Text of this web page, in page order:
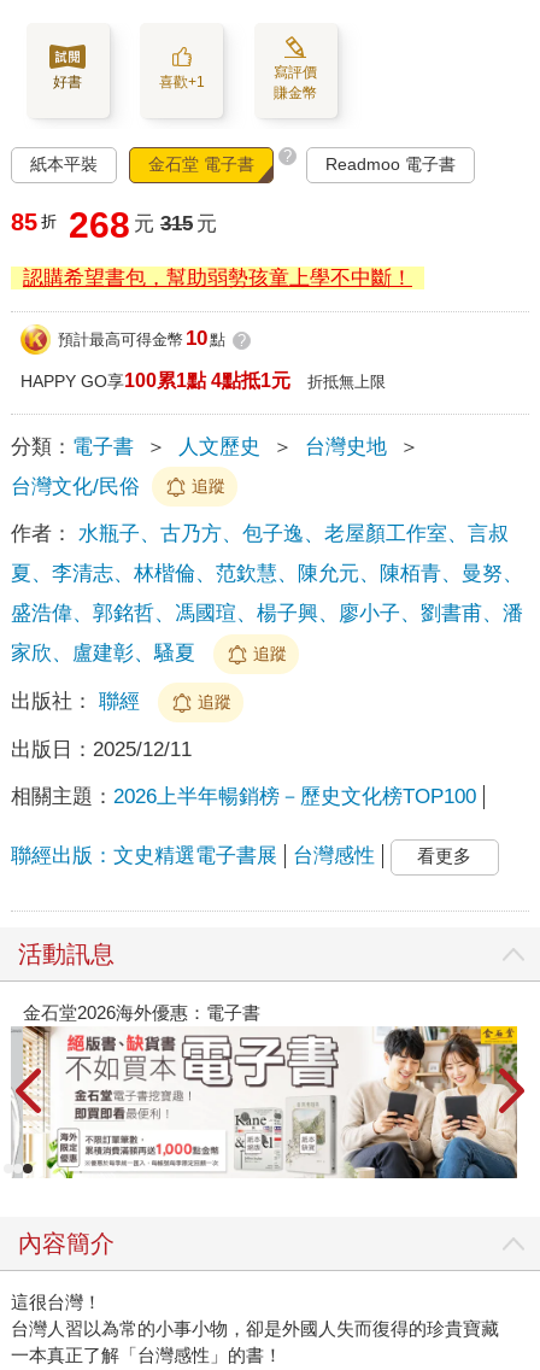
好書 喜歡+1
寫評價
賺金幣
紙本平裝 金石堂 電子書 ? Readmoo 電子書
85 折 268 元 315 元
認購希望書包，幫助弱勢孩童上學不中斷！
預計最高可得金幣 10點 ?
HAPPY GO享100累1點 4點抵1元 折抵無上限
分類： 電子書 ＞ 人文歷史 ＞ 台灣史地
＞
台灣文化/民俗
追蹤
作者：
水瓶子、古乃方、包子逸、老屋顏工作室、言叔
夏、李清志、林楷倫、范欽慧、陳允元、陳栢青、曼努、
盛浩偉、郭銘哲、馮國瑄、楊子興、廖小子、劉書甫、潘
家欣、盧建彰、騷夏
追蹤
出版社： 聯經 追蹤
出版日： 2025/12/11
相關主題： 2026上半年暢銷榜－歷史文化榜TOP100
聯經出版：文史精選電子書展 台灣感性 看更多
活動訊息
惠：電子書
內容簡介
這很台灣！
台灣人習以為常的小事小物，卻是外國人失而復得的珍貴寶藏
一本真正了解「台灣感性」的書！